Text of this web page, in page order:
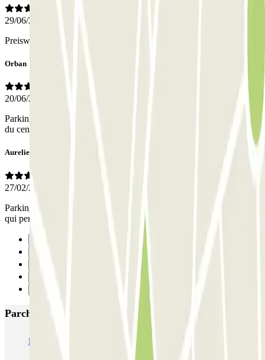
29/06/2026
Preiswert und sicher, nur weit vom Zentrum
Orban
20/06/2026
Parking sécurisé situé dans un quartier calme et à 20 minutes à pied
du centre. Nous avons apprécié.
Aurelie
27/02/2026
Parking propre et accessible procédure simple A 2km du centre ce
qui permet de se balader dans la ville
Parcheggi più popolari a Maastricht
ParkBee D'Artagnanlaan ParkBee Maasboulevard